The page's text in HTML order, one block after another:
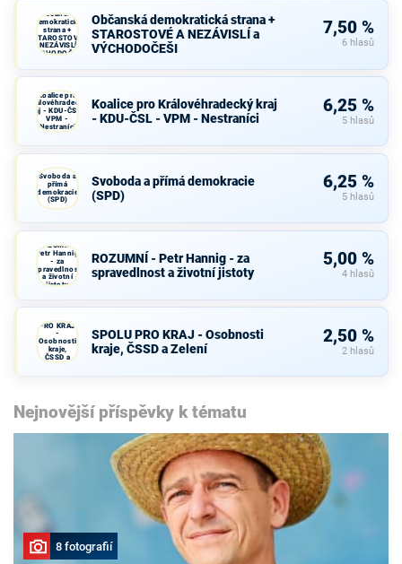
Občanská
demokratická
strana +
STAROSTOVÉ
A NEZÁVISLÍ a
VÝCHODOČEŠI
Občanská demokratická strana +
STAROSTOVÉ A NEZÁVISLÍ a
VÝCHODOČEŠI
7,50 %
6 hlasů
Koalice pro
Královéhradecký
kraj - KDU-ČSL -
VPM -
Nestraníci
Koalice pro Královéhradecký kraj
- KDU-ČSL - VPM - Nestraníci
6,25 %
5 hlasů
Svoboda a
přímá
demokracie
(SPD)
Svoboda a přímá demokracie
(SPD)
6,25 %
5 hlasů
ROZUMNÍ -
Petr Hannig
- za
spravedlnost
a životní
jistoty
ROZUMNÍ - Petr Hannig - za
spravedlnost a životní jistoty
5,00 %
4 hlasů
PRO KRAJ
-
Osobnosti
kraje,
ČSSD a
Zelení
SPOLU PRO KRAJ - Osobnosti
kraje, ČSSD a Zelení
2,50 %
2 hlasů
Nejnovější příspěvky k tématu
8 fotografií